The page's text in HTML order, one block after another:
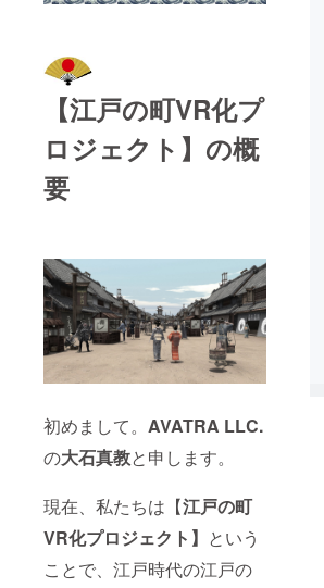
【江戸の町VR化プ
ロジェクト】の概
要
初めまして。 AVATRA LLC.
の大石真教と申します。
現在、私たちは【江戸の町
VR化プロジェクト】 という
ことで、江戸時代の江戸の